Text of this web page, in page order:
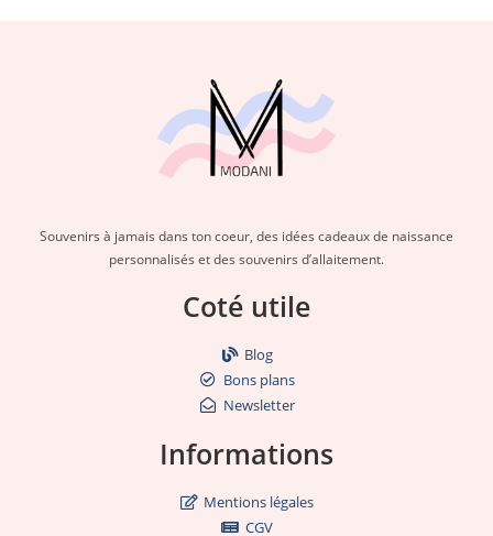
Souvenirs à jamais dans ton coeur, des idées cadeaux de naissance
personnalisés et des souvenirs d’allaitement.
Coté utile
Blog
Bons plans
Newsletter
Informations
Mentions légales
CGV